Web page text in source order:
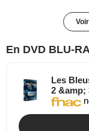
En DVD BLU-
Les
2 &amp;